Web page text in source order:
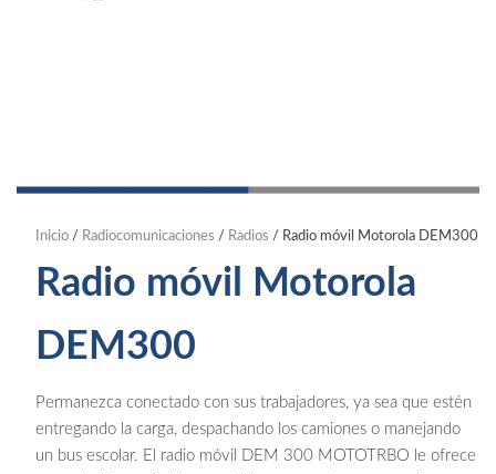
Inicio/ Radiocomunicaciones / Radios / Radio móvil Motorola DEM300
Radio móvil Motorola
DEM300
Permanezca conectado con sus trabajadores, ya sea que estén
entregando la carga, despachando los camiones o manejando
un bus escolar. El radio móvil DEM 300 MOTOTRBO le ofrece